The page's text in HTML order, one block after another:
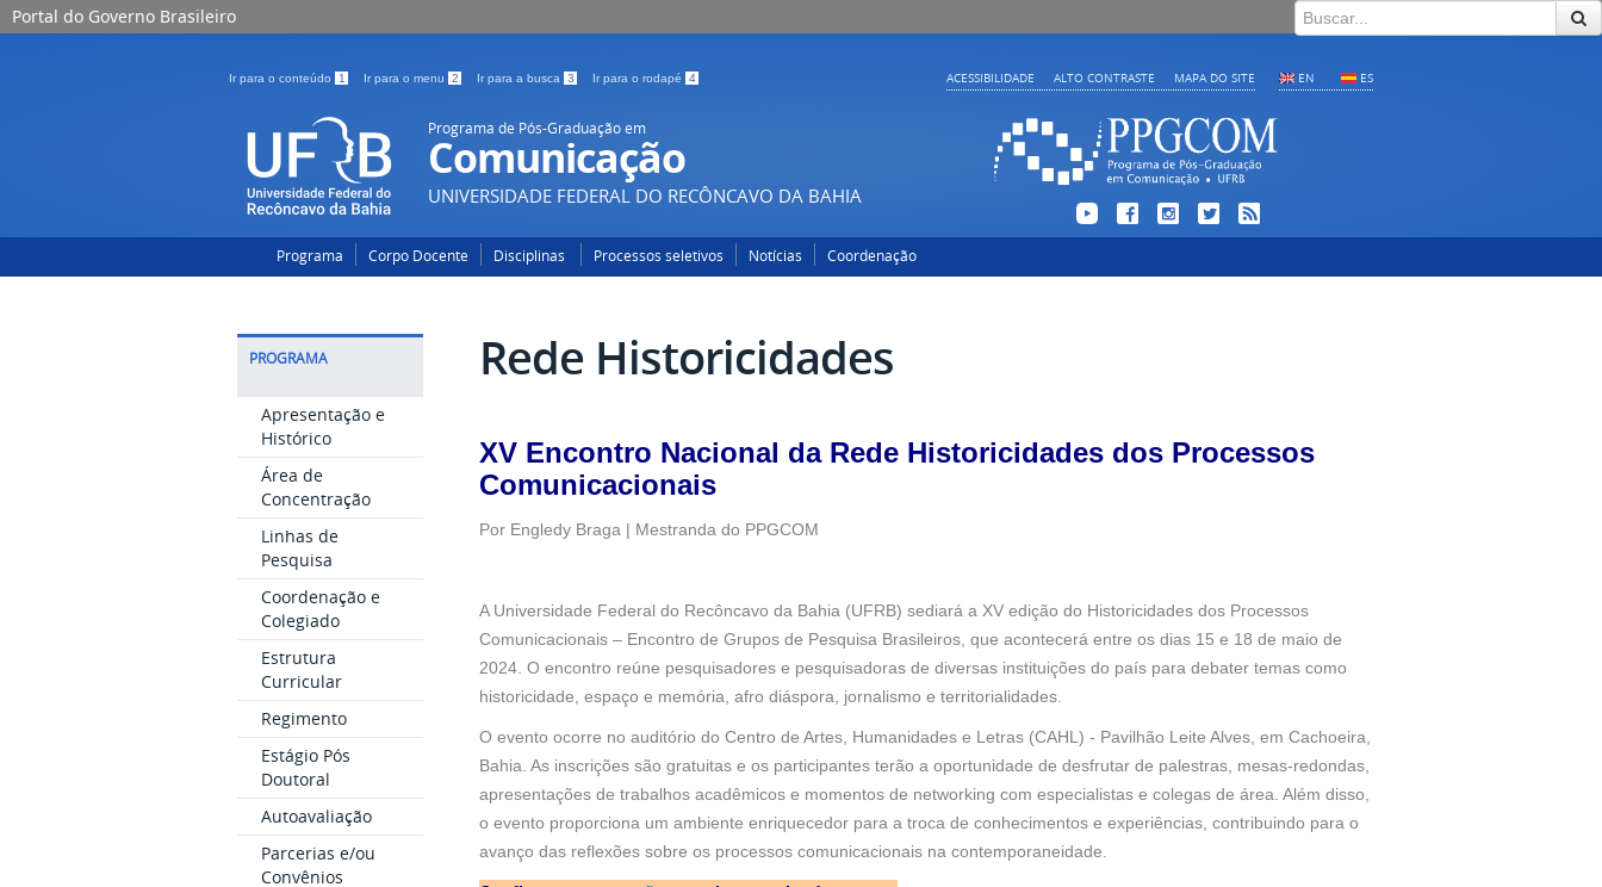
Portal do Governo Brasileiro
Ir para o conteúdo 1 Ir para o menu 2 Ir para a busca 3 Ir para o rodapé 4 EN ES
ACESSIBILIDADE ALTO CONTRASTE MAPA DO SITE
Programa de Pós-Graduação em
Comunicação
UNIVERSIDADE FEDERAL DO RECÔNCAVO DA BAHIA
Programa Corpo Docente Disciplinas Processos seletivos Notícias Coordenação
PROGRAMA
Apresentação e
Histórico
Área de
Concentração
Linhas de
Pesquisa
Coordenação e
Colegiado
Estrutura
Curricular
Regimento
Estágio Pós
Doutoral
Autoavaliação
Parcerias e/ou
Convênios
Rede Historicidades
XV Encontro Nacional da Rede Historicidades dos Processos
Comunicacionais
Por Engledy Braga | Mestranda do PPGCOM
A Universidade Federal do Recôncavo da Bahia (UFRB) sediará a XV edição do Historicidades dos Processos
Comunicacionais – Encontro de Grupos de Pesquisa Brasileiros, que acontecerá entre os dias 15 e 18 de maio de
2024. O encontro reúne pesquisadores e pesquisadoras de diversas instituições do país para debater temas como
historicidade, espaço e memória, afro diáspora, jornalismo e territorialidades.
O evento ocorre no auditório do Centro de Artes, Humanidades e Letras (CAHL) - Pavilhão Leite Alves, em Cachoeira,
Bahia. As inscrições são gratuitas e os participantes terão a oportunidade de desfrutar de palestras, mesas-redondas,
apresentações de trabalhos acadêmicos e momentos de networking com especialistas e colegas de área. Além disso,
o evento proporciona um ambiente enriquecedor para a troca de conhecimentos e experiências, contribuindo para o
avanço das reflexões sobre os processos comunicacionais na contemporaneidade.